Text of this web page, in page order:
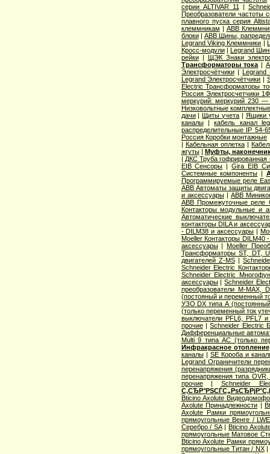
серии ALTIVAR 11
|
Преобразователи частоты
плавного пуска серия
клеммникам | ABB
блоки| ABB Шины,
Legrand Viking Клеммники |
Кросс-модули| Legrand
рейки| ЩЭК Знаки
Трансформаторы тока |
Электросчётчики| Legrand
Legrand Электросчётчики |
Electric Трансформаторы
Россия Электросчетчики
меркурий: меркурий 230 —
Низковольтные
дачи|Щиты учета |Ящики
каналы|кабель канал
распределительные IP 54-
Россия Коробки монтажные
| Кабельная оплетка|
жгуты| Муфты,
| ДКС Труба гофрированная
EIB Сенсоры |Gira EIB
Системные компоненты |
Программируемые реле
ABB Автоматы защиты
и аксессуары|ABB
ABB Промежуточные реле
Контакторы модульные и
Автоматические
контакторы DILA и
- DILM38 и аксессуары |
Moeller Контакторы DILM40
аксессуары|Moeller
Трансформаторы ST, DT,
двигателей Z-MS|
Schneider Electric
Schneider Electric
аксессуары|Schneider
преобразователи M-MAX,
(постояный и переменный
УЗО DX типа А
(только переменный ток
выключатели PFL6, PFL7 и
прочие|Schneider Electric
Дифференциальные
Multi 9 типа АС (только
Инфракрасное отопление
каналы| SE Короба и
Legrand Ограничители
перенапряжения
перенапряжения типа
прочие|Schneider
Bticino Axolute
Axolute Принадлежности |
Axolute Рамки
прямоугольные Венге / LWE
Серебро / SA|Bticino
прямоугольные Матовое
Bticino Axolute Рамки
прямоугольные Титан / NX|